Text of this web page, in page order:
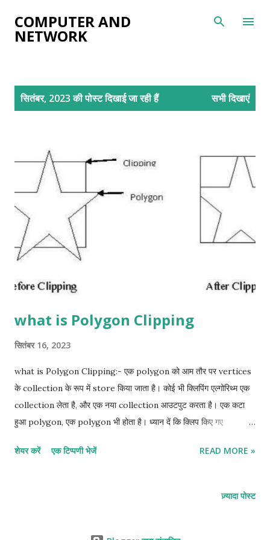
सीधे मुख्य सामग्री पर जाएं
COMPUTER AND
NETWORK
सितंबर, 2023 की पोस्ट दिखाई जा रही हैं सभी दिखाएं
what is Polygon Clipping
सितंबर 16, 2023
what is Polygon Clipping:- एक polygon को आम तौर पर vertices
के collection के रूप में store किया जाता है। कोई भी क्लिपिंग एल्गोरिथ्म एक
collection लेता है, और एक नया collection आउटपुट करता है। एक कटा
हुआ polygon, एक polygon भी होता है। ध्यान दें कि क्लिप किए गए
संख्या समान या कम भी हो सकती है। अगर काटा नहीं गया पॉलीगॉन पूरी तरह से
क्लिपिंग विंडो specified करके polygon को भी क्लिप किया जा सकता है। एक
शेयर करें एक टिप्पणी भेजें READ MORE »
ज़्यादा पोस्ट